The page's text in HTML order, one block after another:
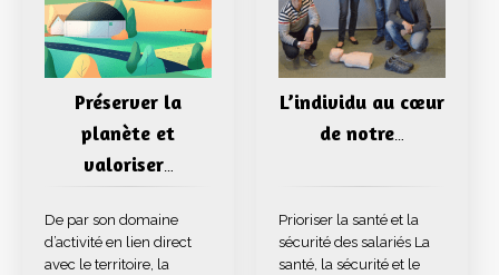
Préserver la
planète et
valoriser…
De par son domaine
d’activité en lien direct
avec le territoire, la
L’individu au cœur
de notre
Prioriser la santé et la
sécurité des salariés La
santé, la sécurité et le